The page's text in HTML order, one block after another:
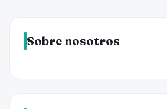
Sobre nosotros